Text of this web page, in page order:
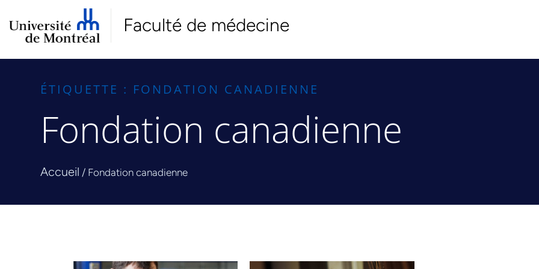
Faculté de médecine
ÉTIQUETTE : FONDATION CANADIENNE
Fondation canadienne
Accueil / Fondation canadienne